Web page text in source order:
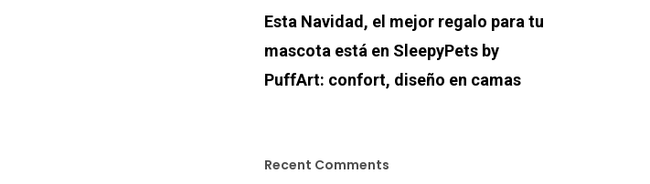
Esta Navidad, el mejor regalo para tu
mascota está en SleepyPets by
PuffArt: confort, diseño en camas
Recent Comments